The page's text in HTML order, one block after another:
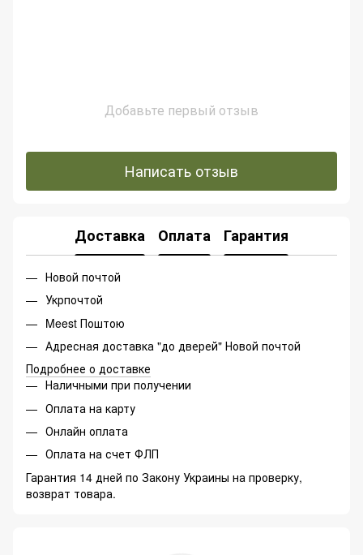
Добавьте первый отзыв
Написать отзыв
Доставка Оплата Гарантия
Новой почтой
Укрпочтой
Meest Поштою
Адресная доставка "до дверей" Новой почтой
Подробнее о доставке
Наличными при получении
Оплата на карту
Онлайн оплата
Оплата на счет ФЛП
Гарантия 14 дней по Закону Украины на проверку,
возврат товара.